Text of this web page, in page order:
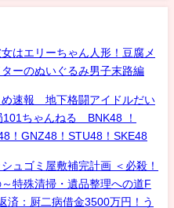
はエリーちゃん人形！豆腐メ
ーのぬいぐるみ男子末路編
速報 地下格闘アイドルだい
ちゃんねる BNK48 ！
！GNZ48！STU48！SKE48
ュゴミ屋敷補完計画 ＜必殺！
特殊清掃・遺品整理への道F
済：厨二病借金3500万円！う